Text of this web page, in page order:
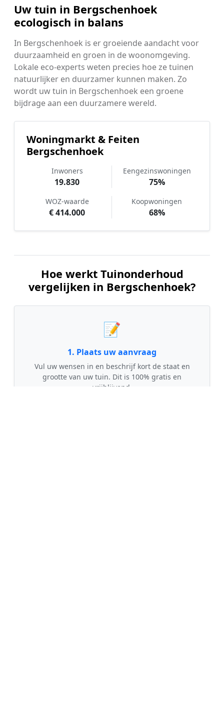
Uw tuin in Bergschenhoek
ecologisch in balans
In Bergschenhoek is er groeiende aandacht voor
duurzaamheid en groen in de woonomgeving.
Lokale eco-experts weten precies hoe ze tuinen
natuurlijker en duurzamer kunnen maken. Zo
wordt uw tuin in Bergschenhoek een groene
bijdrage aan een duurzamere wereld.
Woningmarkt & Feiten
Bergschenhoek
Inwoners
19.830
Eengezinswoningen
75%
WOZ-waarde
€ 414.000
Koopwoningen
68%
Hoe werkt Tuinonderhoud
vergelijken in Bergschenhoek?
📝
1. Plaats uw aanvraag
Vul uw wensen in en beschrijf kort de staat en
grootte van uw tuin. Dit is 100% gratis en
vrijblijvend.